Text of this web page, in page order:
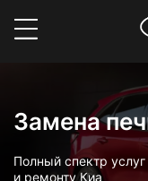
Замена
Полный спектр
и ремонту Киа